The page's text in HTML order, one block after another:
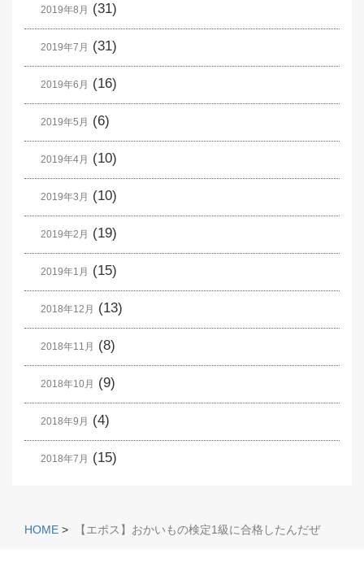
2019年8月 (31)
2019年7月 (31)
2019年6月 (16)
2019年5月 (6)
2019年4月 (10)
2019年3月 (10)
2019年2月 (19)
2019年1月 (15)
2018年12月 (13)
2018年11月 (8)
2018年10月 (9)
2018年9月 (4)
2018年7月 (15)
HOME > 【エポス】おかいもの検定1級に合格したんだぜ